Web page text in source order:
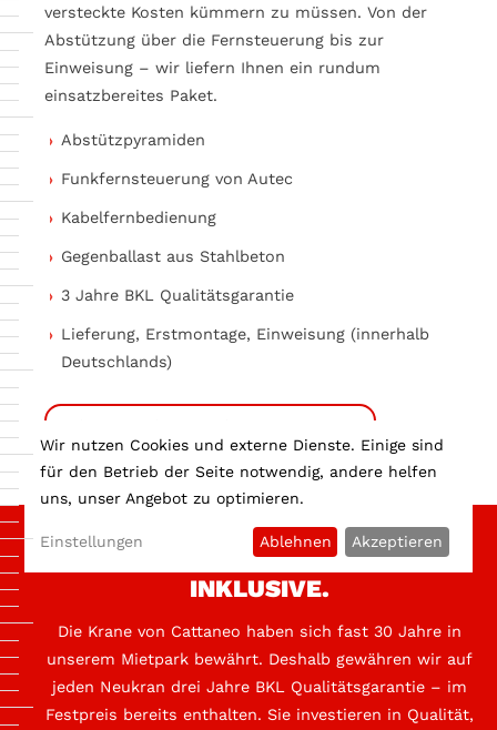
versteckte Kosten kümmern zu müssen. Von der
Abstützung über die Fernsteuerung bis zur
Einweisung – wir liefern Ihnen ein rundum
einsatzbereites Paket.
Abstützpyramiden
Funkfernsteuerung von Autec
Kabelfernbedienung
Gegenballast aus Stahlbeton
3 Jahre BKL Qualitätsgarantie
Lieferung, Erstmontage, Einweisung (innerhalb
Deutschlands)
MIT GARANTIE GUT. 3 JAHRE
INKLUSIVE.
Die Krane von Cattaneo haben sich fast 30 Jahre in
unserem Mietpark bewährt. Deshalb gewähren wir auf
jeden Neukran drei Jahre BKL Qualitätsgarantie – im
Festpreis bereits enthalten. Sie investieren in Qualität,
Wir nutzen Cookies und externe Dienste. Einige sind
für den Betrieb der Seite notwendig, andere helfen
uns, unser Angebot zu optimieren.
Einstellungen Ablehnen Akzeptieren